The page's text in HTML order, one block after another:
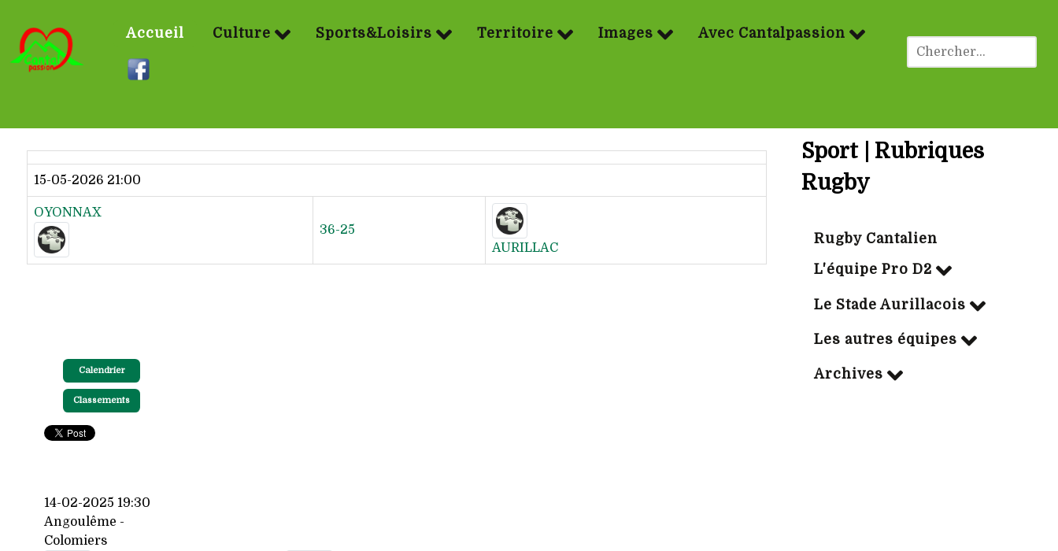
Accueil Culture Sports&Loisirs Territoire Images Avec Cantalpassion
15-05-2026 21:00
OYONNAX
36-25
AURILLAC
Calendrier
Classements
14-02-2025 19:30
Angoulême -
Colomiers
Sport | Rubriques
Rugby
Rugby Cantalien
L'équipe Pro D2
Le Stade Aurillacois
Les autres équipes
Archives